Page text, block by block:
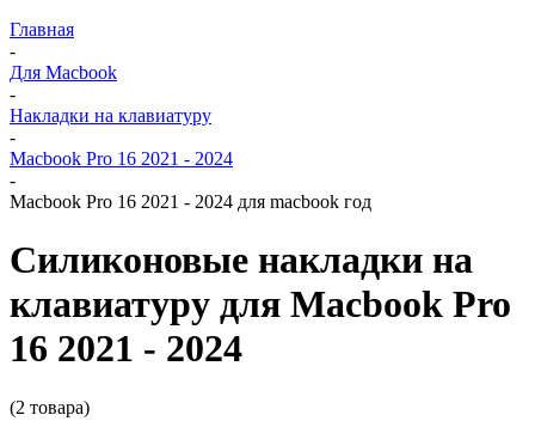
Главная
-
Для Macbook
-
Накладки на клавиатуру
-
Macbook Pro 16 2021 - 2024
-
Macbook Pro 16 2021 - 2024 для macbook год
Силиконовые накладки на
клавиатуру для Macbook Pro
16 2021 - 2024
(2 товара)